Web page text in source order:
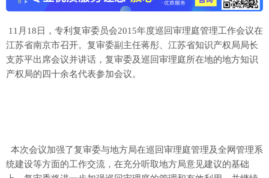
11月18日，专利复审委员会2015年度巡回审理庭管理工作会议在
江苏省南京市召开。复审委副主任蒋彤、江苏省知识产权局局长
支苏平出席会议并讲话，复审委及巡回审理庭所在地的地方知识
产权局的四十余名代表参加会议。
本次会议加强了复审委与地方局在巡回审理庭管理及全网管理系
统建设等方面的工作交流，在充分听取地方局意见建议的基础